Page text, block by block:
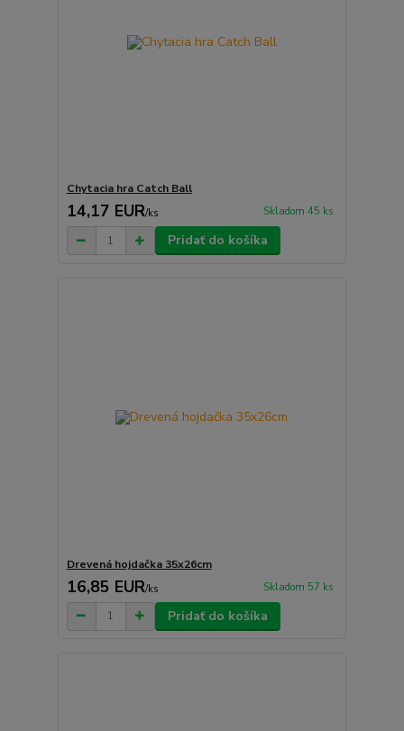
Chytacia hra Catch Ball
14,17 EUR/ks Skladom 45 ks
Pridať do košíka
Drevená hojdačka 35x26cm
16,85 EUR/ks Skladom 57 ks
Pridať do košíka